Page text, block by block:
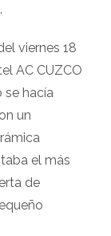
viernes 18
AC CUZCO
se hacía
un
el más
de